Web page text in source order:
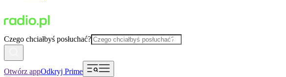
Czego chciałbyś posłuchać?
Otwórz appOdkryj Prime